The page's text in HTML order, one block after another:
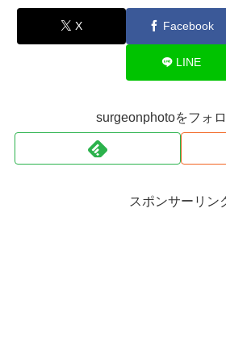
X Facebook
LINE
surgeonphotoをフォ
スポンサーリン